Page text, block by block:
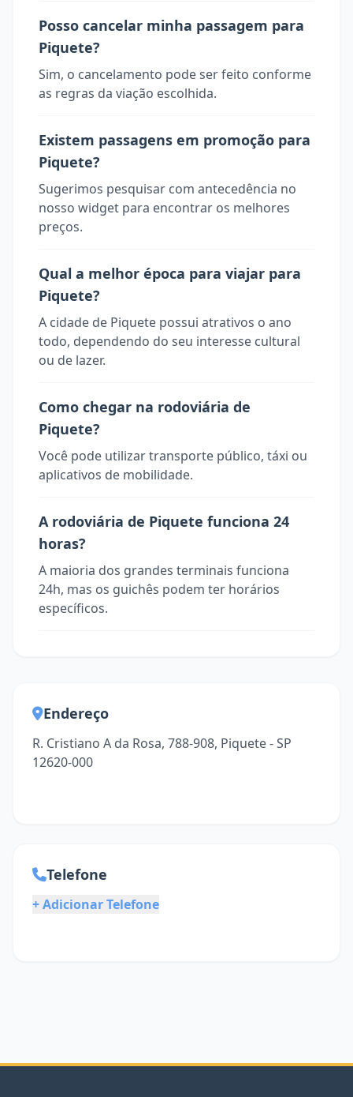
Posso cancelar minha passagem para
Piquete?
Sim, o cancelamento pode ser feito conforme
as regras da viação escolhida.
Existem passagens em promoção para
Piquete?
Sugerimos pesquisar com antecedência no
nosso widget para encontrar os melhores
preços.
Qual a melhor época para viajar para
Piquete?
A cidade de Piquete possui atrativos o ano
todo, dependendo do seu interesse cultural
ou de lazer.
Como chegar na rodoviária de
Piquete?
Você pode utilizar transporte público, táxi ou
aplicativos de mobilidade.
A rodoviária de Piquete funciona 24
horas?
A maioria dos grandes terminais funciona
24h, mas os guichês podem ter horários
específicos.
Endereço
R. Cristiano A da Rosa, 788-908, Piquete - SP
12620-000
Telefone
+ Adicionar Telefone